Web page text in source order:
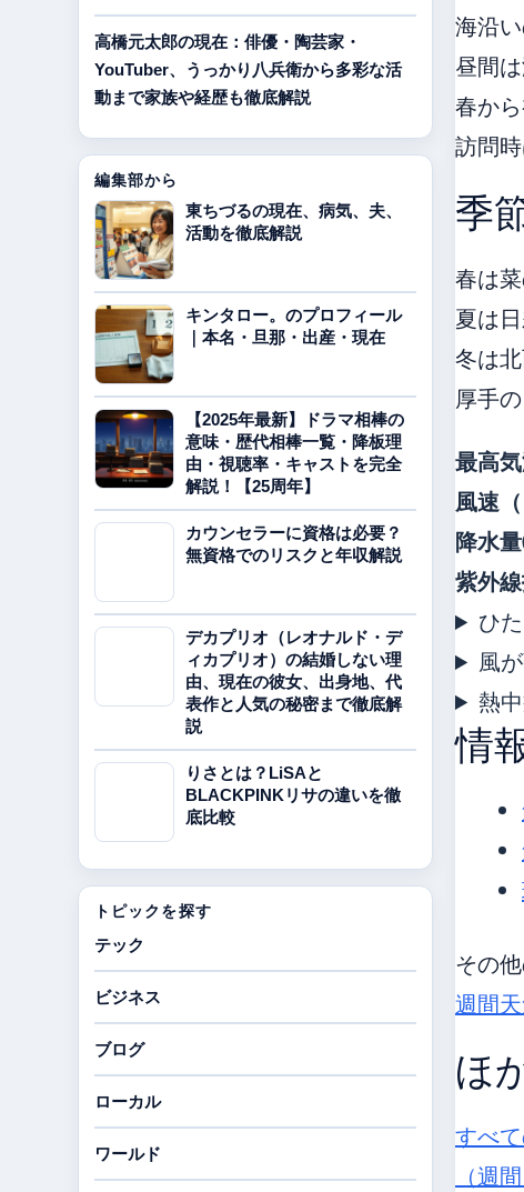
海沿
昼間
春か
訪問
季
春は
夏は
冬は
厚手
最高気
風速（
降水量
紫外
ひ
風
熱
情
その
週間
ほ
すべ
（週間
高橋元太郎の現在：俳優・陶芸家・
YouTuber、うっかり八兵衛から多彩な活
動まで家族や経歴も徹底解説
編集部から
東ちづるの現在、病気、夫、
活動を徹底解説
キンタロー。のプロフィール
｜本名・旦那・出産・現在
【2025年最新】ドラマ相棒の
意味・歴代相棒一覧・降板理
由・視聴率・キャストを完全
解説！【25周年】
カウンセラーに資格は必要？
無資格でのリスクと年収解説
デカプリオ（レオナルド・デ
ィカプリオ）の結婚しない理
由、現在の彼女、出身地、代
表作と人気の秘密まで徹底解
説
りさとは？LiSAと
BLACKPINKリサの違いを徹
底比較
トピックを探す
テック
ビジネス
ブログ
ローカル
ワールド